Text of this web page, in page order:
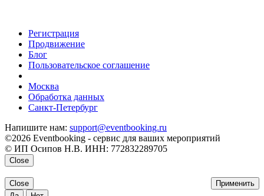
Регистрация
Продвижение
Блог
Пользовательское соглашение
Москва
Обработка данных
Санкт-Петербург
Напишите нам: support@eventbooking.ru
©2026 Eventbooking - сервис для ваших мероприятий
© ИП Осипов Н.В. ИНН: 772832289705
Close
Применить
Close